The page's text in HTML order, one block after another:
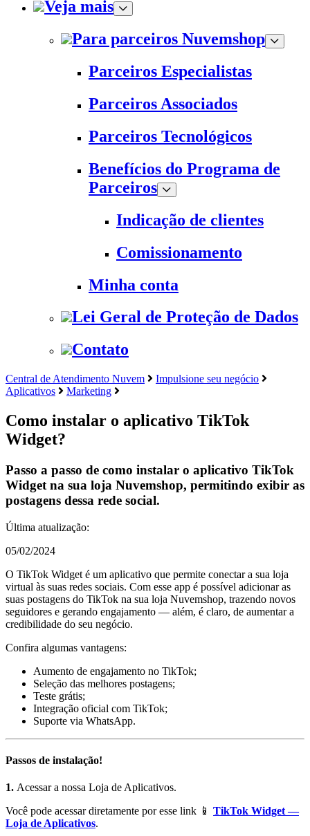
Veja mais
Para parceiros Nuvemshop
Parceiros Especialistas
Parceiros Associados
Parceiros Tecnológicos
Benefícios do Programa de
Parceiros
Indicação de clientes
Comissionamento
Minha conta
Lei Geral de Proteção de Dados
Contato
Central de Atendimento Nuvem
Impulsione seu negócio
Aplicativos
Marketing
Como instalar o aplicativo TikTok
Widget?
Passo a passo de como instalar o aplicativo TikTok
Widget na sua loja Nuvemshop, permitindo exibir as
postagens dessa rede social.
Última atualização:
05/02/2024
O TikTok Widget é um aplicativo que permite conectar a sua loja
virtual às suas redes sociais. Com esse app é possível adicionar as
suas postagens do TikTok na sua loja Nuvemshop, trazendo novos
seguidores e gerando engajamento — além, é claro, de aumentar a
credibilidade do seu negócio.
Confira algumas vantagens:
Aumento de engajamento no TikTok;
Seleção das melhores postagens;
Teste grátis;
Integração oficial com TikTok;
Suporte via WhatsApp.
Passos de instalação!
1. Acessar a nossa Loja de Aplicativos.
Você pode acessar diretamente por esse link 📱 TikTok Widget —
Loja de Aplicativos.